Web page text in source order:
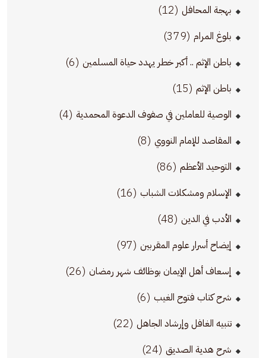
بهجة المحافل (12)
بلوغ المرام (379)
باطن الإثم .. أكبر خطر يهدد حياة المسلمين (6)
باطن الإثم (15)
الوصية للعاملين في صفوف الدعوة المحمدية (4)
المقاصد للإمام النووي (8)
التوحيد الأعظم (86)
الإسلام ومشكلات الشباب (16)
الأدب في الدين (48)
إيضاح أسرار علوم المقربين (97)
إسعاف أهل الإيمان بوظائف شهر رمضان (26)
شرح كتاب فتوح الغيب (6)
تنبيه الغافل وإرشاد الجاهل (22)
شرح هدية الصديق (24)